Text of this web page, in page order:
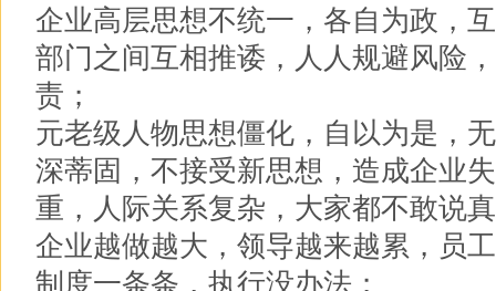
企业高层思想不统一，各自为政，
部门之间互相推诿，人人规避风险
责；
元老级人物思想僵化，自以为是，
深蒂固，不接受新思想，造成企业
重，人际关系复杂，大家都不敢说
企业越做越大，领导越来越累，员
制度一条条，执行没办法；